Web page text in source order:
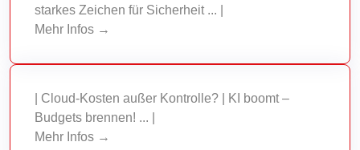
starkes Zeichen für Sicherheit ... |
Mehr Infos →
| Cloud-Kosten außer Kontrolle? | KI boomt –
Budgets brennen! ... |
Mehr Infos →